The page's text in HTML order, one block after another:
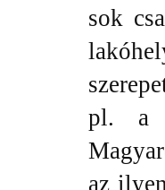
sok
pl. a
az